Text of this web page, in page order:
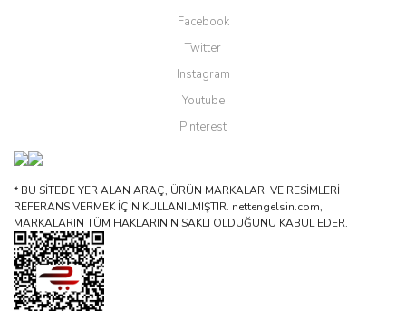
Facebook
Twitter
Instagram
Youtube
Pinterest
* BU SİTEDE YER ALAN ARAÇ, ÜRÜN MARKALARI VE RESİMLERİ
REFERANS VERMEK İÇİN KULLANILMIŞTIR. nettengelsin.com,
MARKALARIN TÜM HAKLARININ SAKLI OLDUĞUNU KABUL EDER.